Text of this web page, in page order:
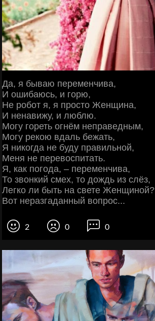
Да, я бываю переменчива,
И ошибаюсь, и горю,
Не робот я, я просто Женщина,
И ненавижу, и люблю.
Могу гореть огнём неправедным,
Могу рекою вдаль бежать,
Я никогда не буду правильной,
Меня не перевоспитать.
Я, как погода, – переменчива,
То звонкий смех, то дождь из слёз,
Легко ли быть на свете Женщиной?
Вот неразгаданный вопрос...
2 0 0